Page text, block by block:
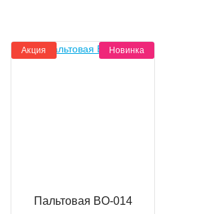
Акция Новинка
Пальтовая BO-014